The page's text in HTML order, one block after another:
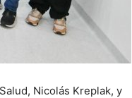
Nicolás Kreplak, y